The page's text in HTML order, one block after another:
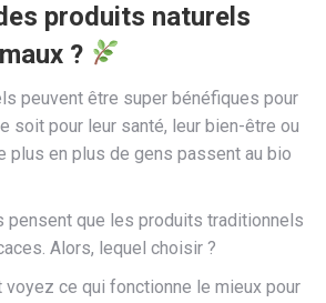
produits naturels
?
peuvent être super bénéfiques pour
soit pour leur santé, leur bien-être ou
plus en plus de gens passent au bio
pensent que les produits traditionnels
Alors, lequel choisir ?
voyez ce qui fonctionne le mieux pour